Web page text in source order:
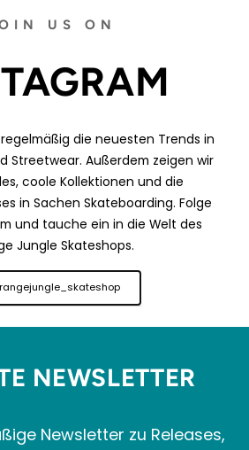
US ON
die neuesten Trends in
Streetwear. Außerdem zeigen wir
coole Kollektionen und die
in Sachen Skateboarding. Folge
und tauche ein in die Welt des
Jungle Skateshops.
NEWSLETTER
Newsletter zu Releases,